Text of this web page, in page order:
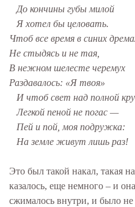
До кончины губы милой
Я хотел бы целовать.
Чтоб все время в синих
Не стыдясь и не тая,
В нежном шелесте черемух
Раздавалось: «Я твоя»
И чтоб свет над полной
Легкой пеной не погас —
Пей и пой, моя подружка:
На земле живут лишь раз!
Это был такой накал, такая
казалось, еще немного – и
сжималось внутри, и было